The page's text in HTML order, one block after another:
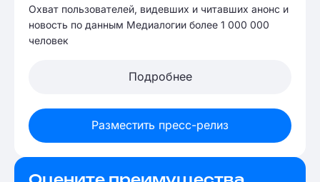
Охват пользователей, видевших и читавших анонс и
новость по данным Медиалогии более 1 000 000
человек
Подробнее
Разместить пресс-релиз